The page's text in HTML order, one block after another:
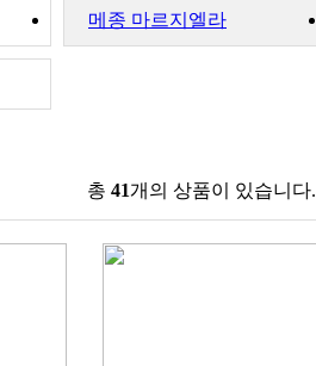
메종 마르지엘라
총 41개의 상품이 있습니다.